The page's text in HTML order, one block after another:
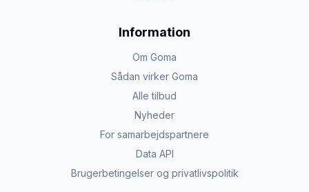
Information
Om Goma
Sådan virker Goma
Alle tilbud
Nyheder
For samarbejdspartnere
Data API
Brugerbetingelser og privatlivspolitik